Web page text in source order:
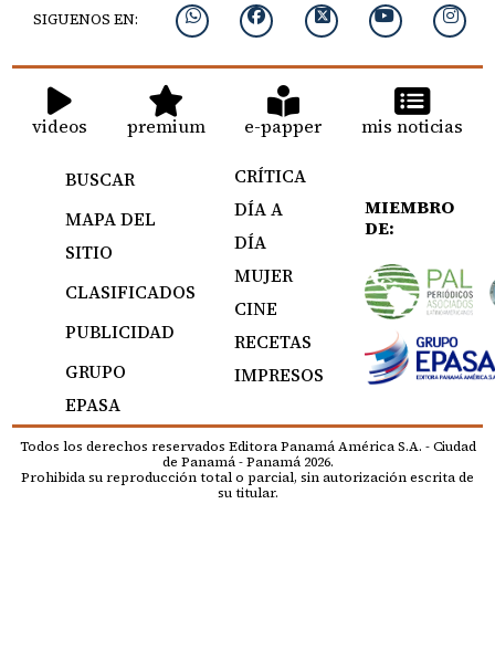
SIGUENOS EN:
videos premium e-papper mis noticias
BUSCAR
MAPA DEL
SITIO
CLASIFICADOS
PUBLICIDAD
GRUPO
EPASA
CRÍTICA
DÍA A
DÍA
MUJER
CINE
RECETAS
IMPRESOS
MIEMBRO
DE:
Todos los derechos reservados Editora Panamá América S.A. - Ciudad
de Panamá - Panamá 2026.
Prohibida su reproducción total o parcial, sin autorización escrita de
su titular.